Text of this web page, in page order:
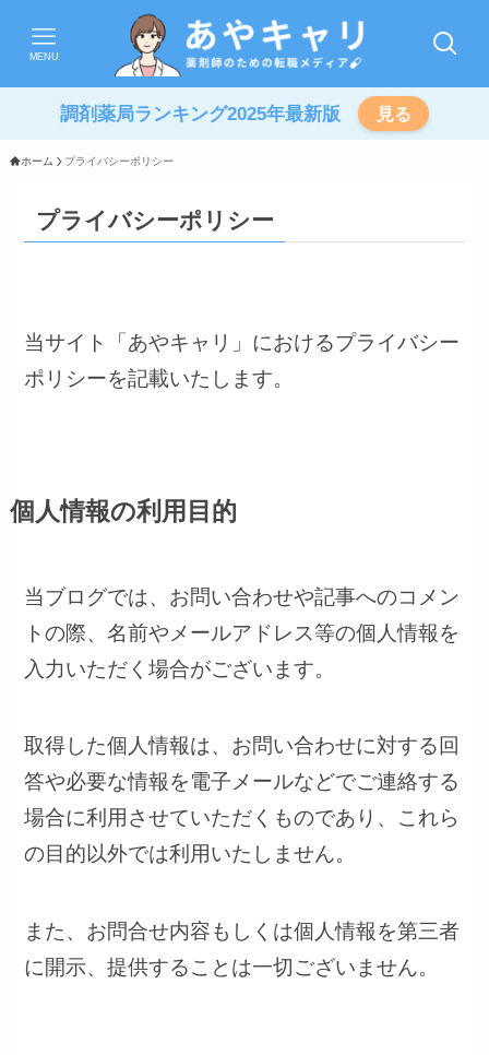
MENU
調剤薬局ランキング2025年最新版 見る
ホーム プライバシーポリシー
プライバシーポリシー
当サイト「あやキャリ」におけるプライバシー
ポリシーを記載いたします。
個人情報の利用目的
当ブログでは、お問い合わせや記事へのコメン
トの際、名前やメールアドレス等の個人情報を
入力いただく場合がございます。
取得した個人情報は、お問い合わせに対する回
答や必要な情報を電子メールなどでご連絡する
場合に利用させていただくものであり、これら
の目的以外では利用いたしません。
また、お問合せ内容もしくは個人情報を第三者
に開示、提供することは一切ございません。